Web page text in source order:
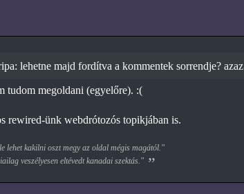
lehetne majd fordítva a kommentek sorrendje?
tudom megoldani (egyelőre). :(
rewired-ünk webdrótozós topikjában is.
lehet kakilni oszt megy az oldal mégis magától."
veszélyesen eltévedt kanadai szektás."